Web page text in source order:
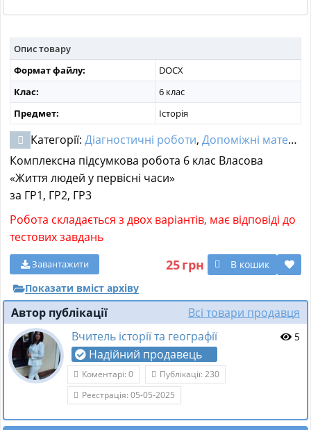
Опис товару
Формат файлу:
DOCX
Клас:
6 клас
Предмет:
Історія
Категорії: Діагностичні роботи, Допоміжні матеріали
Комплексна підсумкова робота 6 клас Власова
«Життя людей у первісні часи»
за ГР1, ГР2, ГР3
Робота складається з двох варіантів, має відповіді до
тестових завдань
25грн В кошик
Завантажити
Показати вміст архіву
Автор публікації
Всі товари продавця
Вчитель історії та географії
Надійний продавець
5
Коментарі: 0
Публікації: 230
Реєстрація: 05-05-2025